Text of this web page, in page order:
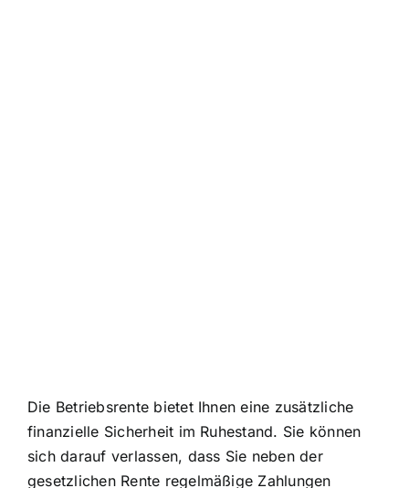
Die Betriebsrente bietet Ihnen eine zusätzliche
finanzielle Sicherheit im Ruhestand. Sie können
sich darauf verlassen, dass Sie neben der
gesetzlichen Rente regelmäßige Zahlungen